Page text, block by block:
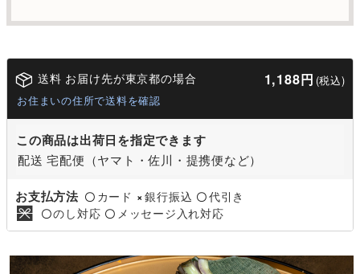
送料 お届け先が東京都の場合 1,188円 (税込)
お住まいの住所で送料を確認
この商品は出荷日を指定できます
配送 宅配便（ヤマト・佐川・提携便など）
お支払方法 〇 カード × 銀行振込 〇代引き
〇のし対応 〇 メッセージ入れ対応